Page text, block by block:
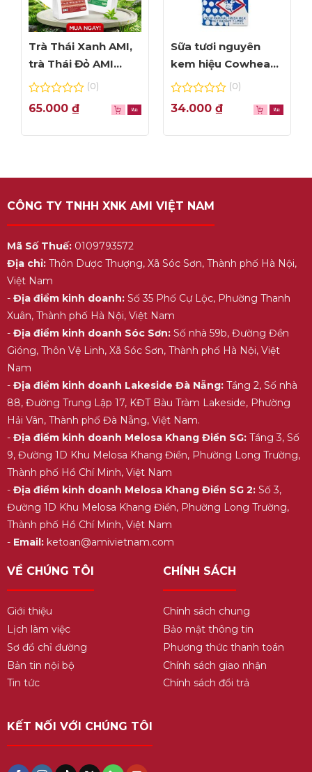
Trà Thái Xanh AMI,
trà Thái Đỏ AMI
thơm ngon, túi lọc
0
out
5
(0)
65.000 ₫
Sữa tươi nguyên
kem hiệu Cowhead
– hộp 1L
0
out
5
(0)
34.000 ₫
CÔNG TY TNHH XNK AMI VIỆT NAM
Mã Số Thuế:0109793572
Địa chỉ:Thôn Dược Thượng, Xã Sóc Sơn, Thành phố Hà Nội,
Việt Nam
- Địa điểm kinh doanh:Số 35 Phố Cự Lộc, Phường Thanh
Xuân, Thành phố Hà Nội, Việt Nam
- Địa điểm kinh doanh Sóc Sơn:Số nhà 59b, Đường Đền
Gióng, Thôn Vệ Linh, Xã Sóc Sơn, Thành phố Hà Nội, Việt
Nam
- Địa điểm kinh doanh Lakeside Đà Nẵng:Tầng 2, Số nhà
88, Đường Trung Lập 17, KĐT Bàu Tràm Lakeside, Phường
Hải Vân, Thành phố Đà Nẵng, Việt Nam.
- Địa điểm kinh doanh Melosa Khang Điền SG:Tầng 3, Số
9, Đường 1D Khu Melosa Khang Điền, Phường Long Trường,
Thành phố Hồ Chí Minh, Việt Nam
- Địa điểm kinh doanh Melosa Khang Điền SG 2:Số 3,
Đường 1D Khu Melosa Khang Điền, Phường Long Trường,
Thành phố Hồ Chí Minh, Việt Nam
- Email:ketoan@amivietnam.com
VỀ CHÚNG TÔI
Giới thiệu
Lịch làm việc
Sơ đồ chỉ đường
Bản tin nội bộ
Tin tức
CHÍNH SÁCH
Chính sách chung
Bảo mật thông tin
Phương thức thanh toán
Chính sách giao nhận
Chính sách đổi trả
KẾT NỐI VỚI CHÚNG TÔI